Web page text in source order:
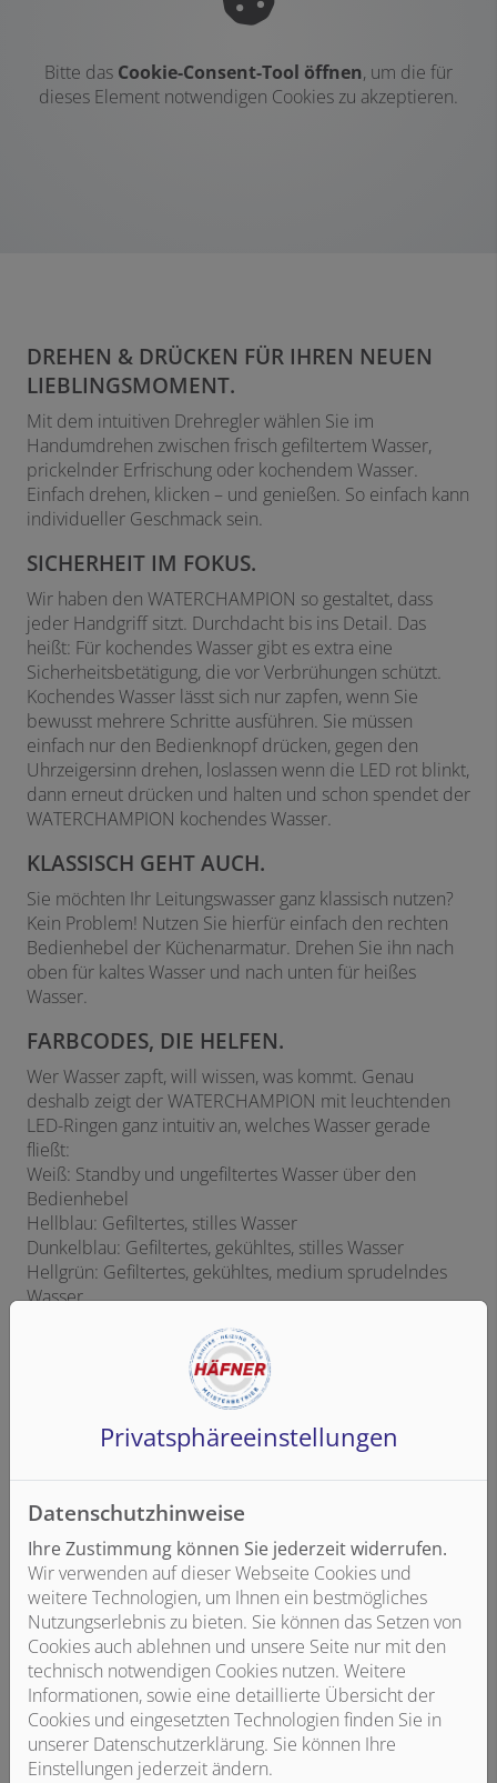
Bitte das Cookie-Consent-Tool öffnen, um die für
dieses Element notwendigen Cookies zu akzeptieren.
DREHEN & DRÜCKEN FÜR IHREN NEUEN
LIEBLINGSMOMENT.
Mit dem intuitiven Drehregler wählen Sie im
Handumdrehen zwischen frisch gefiltertem Wasser,
prickelnder Erfrischung oder kochendem Wasser.
Einfach drehen, klicken – und genießen. So einfach kann
individueller Geschmack sein.
SICHERHEIT IM FOKUS.
Wir haben den WATERCHAMPION so gestaltet, dass
jeder Handgriff sitzt. Durchdacht bis ins Detail. Das
heißt: Für kochendes Wasser gibt es extra eine
Sicherheitsbetätigung, die vor Verbrühungen schützt.
Kochendes Wasser lässt sich nur zapfen, wenn Sie
bewusst mehrere Schritte ausführen. Sie müssen
einfach nur den Bedienknopf drücken, gegen den
Uhrzeigersinn drehen, loslassen wenn die LED rot blinkt,
dann erneut drücken und halten und schon spendet der
WATERCHAMPION kochendes Wasser.
KLASSISCH GEHT AUCH.
Sie möchten Ihr Leitungswasser ganz klassisch nutzen?
Kein Problem! Nutzen Sie hierfür einfach den rechten
Bedienhebel der Küchenarmatur. Drehen Sie ihn nach
oben für kaltes Wasser und nach unten für heißes
Wasser.
FARBCODES, DIE HELFEN.
Wer Wasser zapft, will wissen, was kommt. Genau
deshalb zeigt der WATERCHAMPION mit leuchtenden
LED-Ringen ganz intuitiv an, welches Wasser gerade
fließt:
Weiß: Standby und ungefiltertes Wasser über den
Bedienhebel
Hellblau: Gefiltertes, stilles Wasser
Dunkelblau: Gefiltertes, gekühltes, stilles Wasser
Hellgrün: Gefiltertes, gekühltes, medium sprudelndes
Wasser
Rot: Gefiltertes, kochendes Wasser
Privatsphäre­einstellungen
Datenschutzhinweise
Ihre Zustimmung können Sie jederzeit widerrufen.
Wir verwenden auf dieser Webseite Cookies und
weitere Technologien, um Ihnen ein bestmögliches
Nutzungserlebnis zu bieten. Sie können das Setzen von
Cookies auch ablehnen und unsere Seite nur mit den
technisch notwendigen Cookies nutzen. Weitere
Informationen, sowie eine detaillierte Übersicht der
Cookies und eingesetzten Technologien finden Sie in
unserer Datenschutzerklärung. Sie können Ihre
Einstellungen jederzeit ändern.